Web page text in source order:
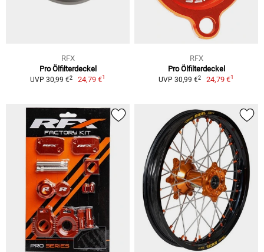
RFX
Pro Ölfilterdeckel
UVP 30,99 €2 24,79 €1
RFX
Pro Ölfilterdeckel
UVP 30,99 €2 24,79 €1